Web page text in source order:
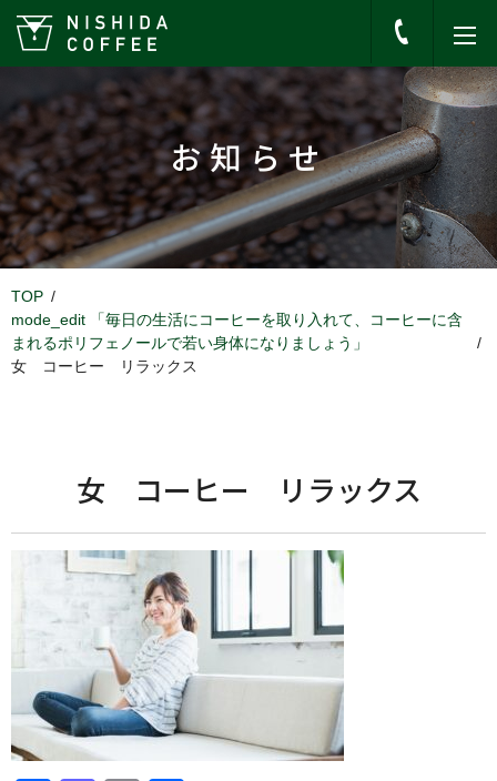
お知らせ
TOP
mode_edit
「毎日の生活にコーヒーを取り入れて、コーヒーに含
まれるポリフェノールで若い身体になりましょう」
女 コーヒー リラックス
女 コーヒー リラックス